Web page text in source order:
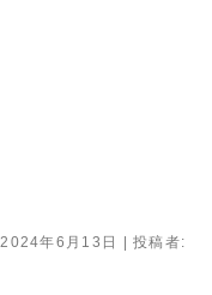
2024年6月13日 |投稿者: